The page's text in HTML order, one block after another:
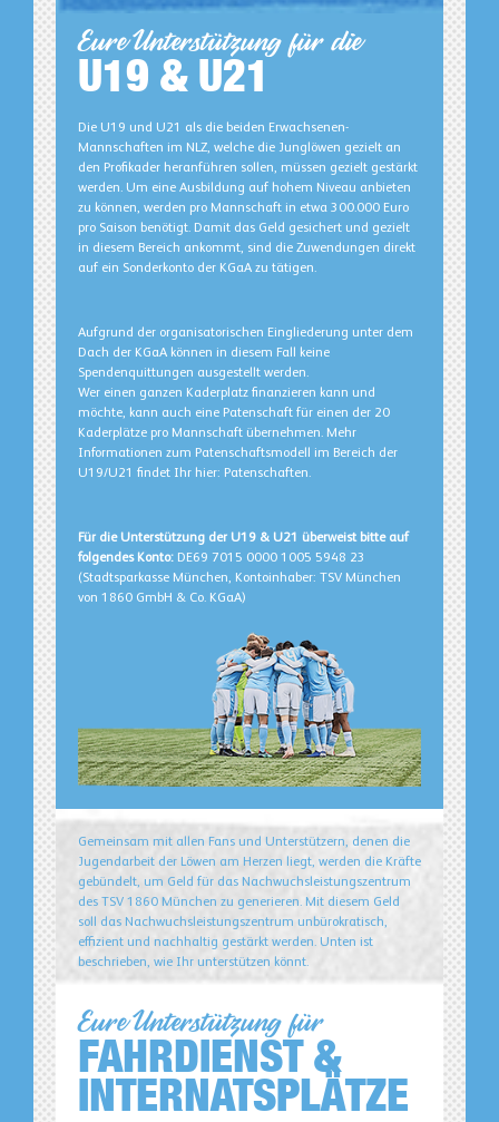
Eure Unterstützung für die
U19 & U21
Die U19 und U21 als die beiden Erwachsenen-
Mannschaften im NLZ, welche die Junglöwen gezielt an
den Profikader heranführen sollen, müssen gezielt gestärkt
werden. Um eine Ausbildung auf hohem Niveau anbieten
zu können, werden pro Mannschaft in etwa 300.000 Euro
pro Saison benötigt. Damit das Geld gesichert und gezielt
in diesem Bereich ankommt, sind die Zuwendungen direkt
auf ein Sonderkonto der KGaA zu tätigen.
Aufgrund der organisatorischen Eingliederung unter dem
Dach der KGaA können in diesem Fall keine
Spendenquittungen ausgestellt werden.
Wer einen ganzen Kaderplatz finanzieren kann und
möchte, kann auch eine Patenschaft für einen der 20
Kaderplätze pro Mannschaft übernehmen. Mehr
Informationen zum Patenschaftsmodell im Bereich der
U19/U21 findet Ihr hier: Patenschaften.
Für die Unterstützung der U19 & U21 überweist bitte auf
folgendes Konto: DE69 7015 0000 1005 5948 23
(Stadtsparkasse München, Kontoinhaber: TSV München
von 1860 GmbH & Co. KGaA)
Gemeinsam mit allen Fans und Unterstützern, denen die
Jugendarbeit der Löwen am Herzen liegt, werden die Kräfte
gebündelt, um Geld für das Nachwuchsleistungszentrum
des TSV 1860 München zu generieren. Mit diesem Geld
soll das Nachwuchsleistungszentrum unbürokratisch,
effizient und nachhaltig gestärkt werden. Unten ist
beschrieben, wie Ihr unterstützen könnt.
Eure Unterstützung für
FAHRDIENST &
INTERNATSPLÄTZE